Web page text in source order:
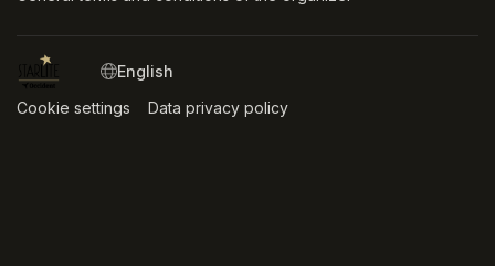
SWITCH LANGUAGE
Cookie settings (opens in a new tab)
Data privacy policy